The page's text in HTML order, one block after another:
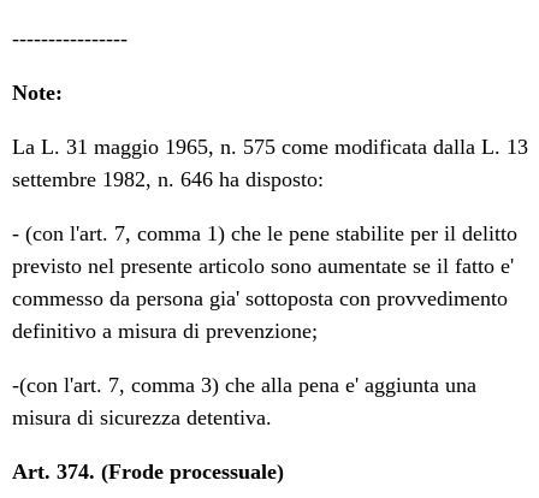
----------------
Note:
La L. 31 maggio 1965, n. 575 come modificata dalla L. 13
settembre 1982, n. 646 ha disposto:
- (con l'art. 7, comma 1) che le pene stabilite per il delitto
previsto nel presente articolo sono aumentate se il fatto e'
commesso da persona gia' sottoposta con provvedimento
definitivo a misura di prevenzione;
-(con l'art. 7, comma 3) che alla pena e' aggiunta una
misura di sicurezza detentiva.
Art. 374. (Frode processuale)